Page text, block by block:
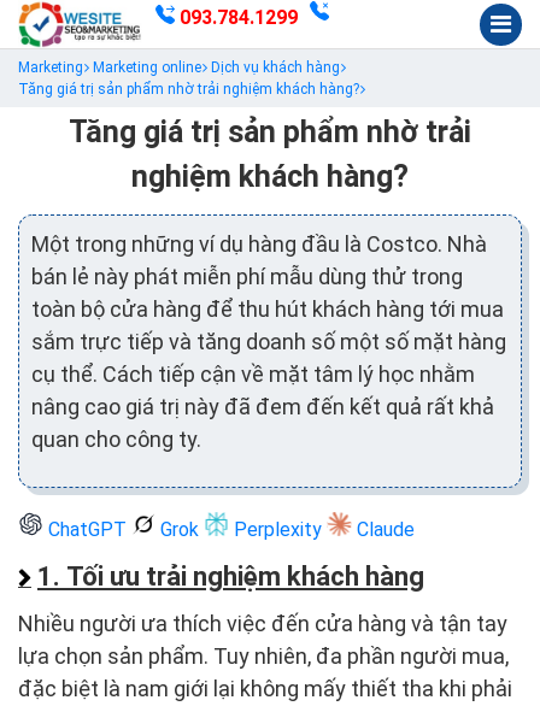
093.784.1299
Marketing Marketing online
Dịch vụ khách hàng
Tăng giá trị sản phẩm nhờ trải nghiệm khách hàng?
Tăng giá trị sản phẩm nhờ trải
nghiệm khách hàng?
Một trong những ví dụ hàng đầu là Costco. Nhà
bán lẻ này phát miễn phí mẫu dùng thử trong
toàn bộ cửa hàng để thu hút khách hàng tới mua
sắm trực tiếp và tăng doanh số một số mặt hàng
cụ thể. Cách tiếp cận về mặt tâm lý học nhằm
nâng cao giá trị này đã đem đến kết quả rất khả
quan cho công ty.
ChatGPT Grok Perplexity Claude
1. Tối ưu trải nghiệm khách hàng
Nhiều người ưa thích việc đến cửa hàng và tận tay
lựa chọn sản phẩm. Tuy nhiên, đa phần người mua,
đặc biệt là nam giới lại không mấy thiết tha khi phải